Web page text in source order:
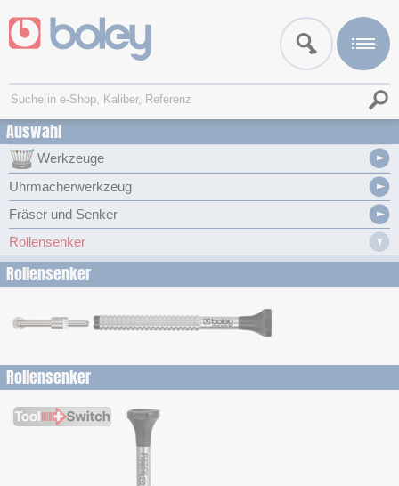
Auswahl
Werkzeuge
Uhrmacherwerkzeug
Fräser und Senker
Rollensenker
Rollensenker
Rollensenker